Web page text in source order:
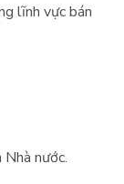
lĩnh vực bán
nước.